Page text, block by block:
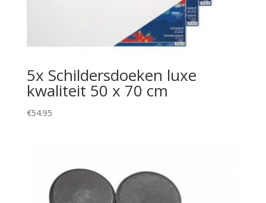
5x Schildersdoeken luxe
kwaliteit 50 x 70 cm
€54.95